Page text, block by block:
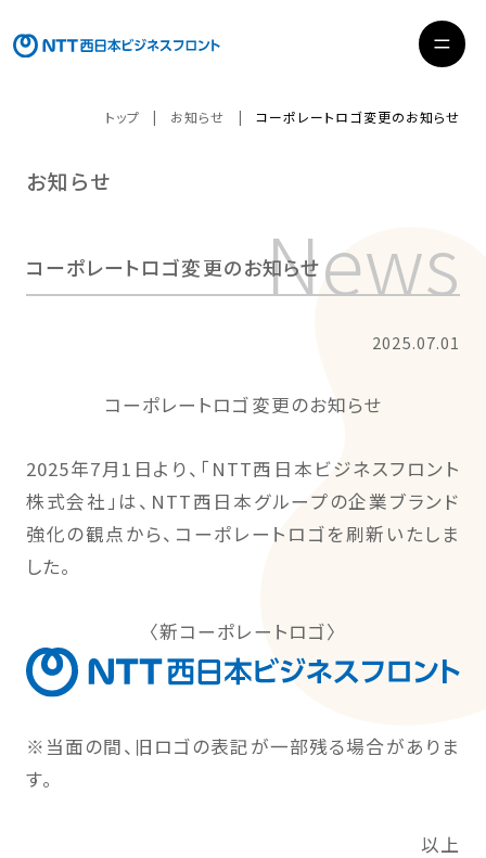
トップ お知らせ コーポレートロゴ変更のお知らせ
お知らせ
コーポレートロゴ変更のお知らせ
2025.07.01
コーポレートロゴ変更のお知らせ
2025年7月1日より、「NTT西日本ビジネスフロント
株式会社」は、NTT西日本グループの企業ブランド
強化の観点から、コーポレートロゴを刷新いたしま
した。
〈新コーポレートロゴ〉
※当面の間、旧ロゴの表記が一部残る場合がありま
す。
以上